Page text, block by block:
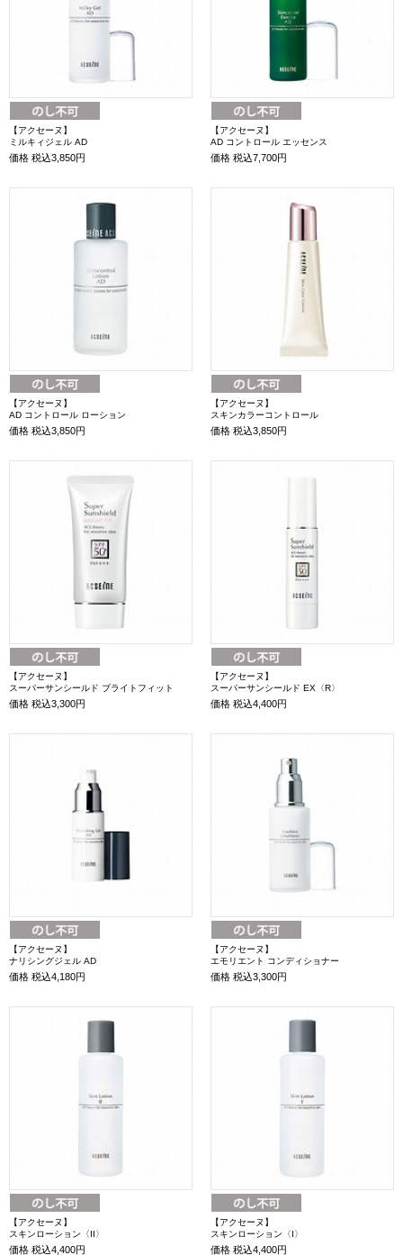
【アクセーヌ】
ミルキィジェル AD
価格 税込3,850円
【アクセーヌ】
AD コントロール エッセンス
価格 税込7,700円
【アクセーヌ】
AD コントロール ローション
価格 税込3,850円
【アクセーヌ】
スキンカラーコントロール
価格 税込3,850円
【アクセーヌ】
スーパーサンシールド ブライトフィット
価格 税込3,300円
【アクセーヌ】
スーパーサンシールド EX〈R〉
価格 税込4,400円
【アクセーヌ】
ナリシングジェル AD
価格 税込4,180円
【アクセーヌ】
エモリエント コンディショナー
価格 税込3,300円
【アクセーヌ】
スキンローション〈II〉
価格 税込4,400円
【アクセーヌ】
スキンローション〈I〉
価格 税込4,400円